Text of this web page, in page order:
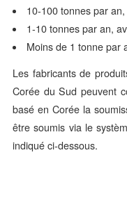
10-100 tonnes par
1-10 tonnes par an,
Moins de 1 tonne par
Les fabricants de
Corée du Sud peuvent
basé en Corée la
être soumis via le
indiqué ci-dessous.